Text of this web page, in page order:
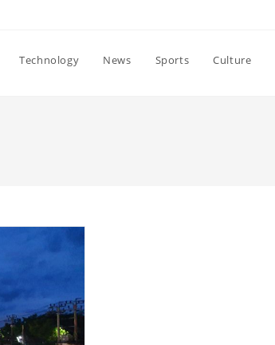
Technology News Sports Culture